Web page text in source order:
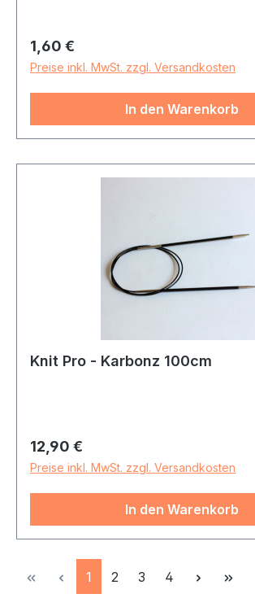
Regulärer Preis:
1,60 €
Preise inkl. MwSt. zzgl. Versandkosten
In den Warenkorb
Knit Pro - Karbonz 100cm
Regulärer Preis:
12,90 €
Preise inkl. MwSt. zzgl. Versandkosten
In den Warenkorb
Seite
1 Seite
2 Seite
3 Seite
4